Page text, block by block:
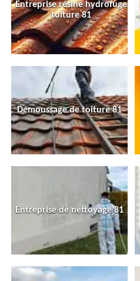
Entreprise résine hydrofuge
toiture 81
Démoussage de toiture 81
Entreprise de nettoyage 81